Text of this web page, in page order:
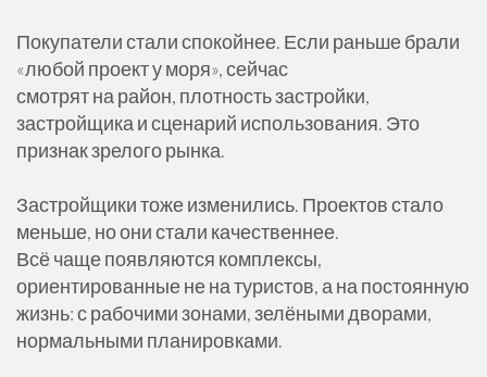
Покупатели стали спокойнее. Если раньше брали
«любой проект у моря», сейчас
смотрят на район, плотность застройки,
застройщика и сценарий использования. Это
признак зрелого рынка.
Застройщики тоже изменились. Проектов стало
меньше, но они стали качественнее.
Всё чаще появляются комплексы,
ориентированные не на туристов, а на постоянную
жизнь: с рабочими зонами, зелёными дворами,
нормальными планировками.